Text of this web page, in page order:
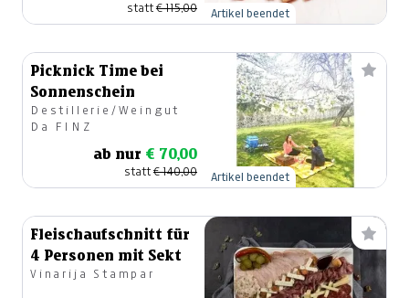
statt€ 115,00 Artikel beendet
Picknick Time bei
Sonnenschein
Destillerie/Weingut
Da FINZ
ab nur € 70,00
statt€ 140,00 Artikel beendet
Fleischaufschnitt für
4 Personen mit Sekt
Vinarija Stampar